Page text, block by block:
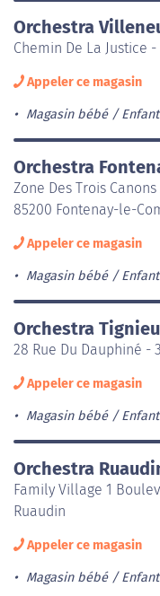
Orchestra
Chemin De La Justice
Appeler ce magasin
Magasin bébé / Enfant
Orchestra
Zone Des Trois
85200 Fontenay-le-
Appeler ce magasin
Magasin bébé / Enfant
Orchestra
28 Rue Du Dauphiné -
Appeler ce magasin
Magasin bébé / Enfant
Orchestra
Family Village 1
Ruaudin
Appeler ce magasin
Magasin bébé / Enfant